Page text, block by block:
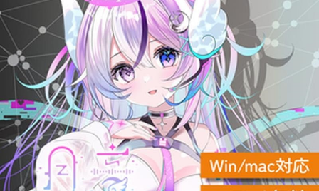
ドラム パーカッション
キーボード 電子ピアノ
管楽器 その他楽器
アンプ エフェクター